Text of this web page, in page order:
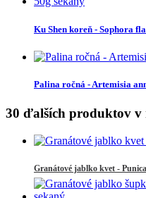
Ku Shen koreň - Sophora
Palina ročná - Artemisia
30 ďalších produktov
Granátové jablko kvet -